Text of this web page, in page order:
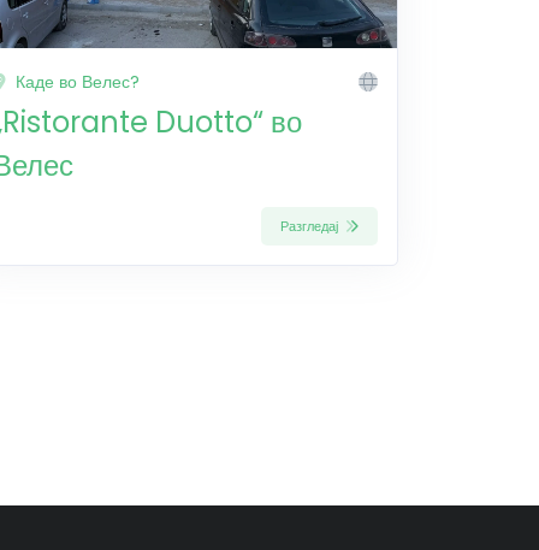
Каде во Велес?
Duotto“ во
Разгледај